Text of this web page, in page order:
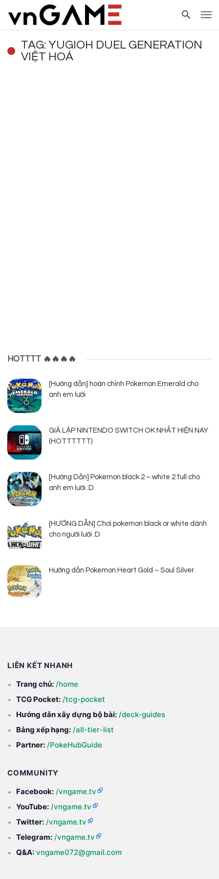
TAG: YUGIOH DUEL GENERATION
VIỆT HOÁ
HOTTTT 🔥🔥🔥🔥
[Hướng dẫn] hoàn chỉnh Pokemon Emerald cho
anh em lười
GIẢ LẬP NINTENDO SWITCH OK NHẤT HIỆN NAY
(HOTTTTTT)
[Hướng Dẫn] Pokemon black 2 – white 2 full cho
anh em lười :D
[HƯỚNG DẪN] Chơi pokemon black or white dành
cho người lười :D
Hướng dẫn Pokemon Heart Gold – Soul Silver
LIÊN KẾT NHANH
Trang chủ: /home
TCG Pocket: /tcg-pocket
Hướng dẫn xây dựng bộ bài: /deck-guides
Bảng xếp hạng: /all-tier-list
Partner: /PokeHubGuide
COMMUNITY
Facebook: /vngame.tv
YouTube: /vngame.tv
Twitter: /vngame.tv
Telegram: /vngame.tv
Q&A: vngame072@gmail.com